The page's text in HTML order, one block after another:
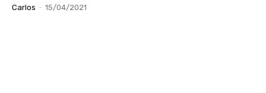
Carlos - 15/04/2021